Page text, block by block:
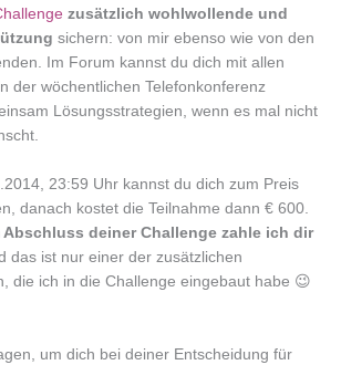
zusätzlich wohlwollende und
sichern: von mir ebenso wie von den
Im Forum kannst du dich mit allen
der wöchentlichen Telefonkonferenz
Lösungsstrategien, wenn es mal nicht
23:59 Uhr kannst du dich zum Preis
danach kostet die Teilnahme dann € 600.
Abschluss deiner Challenge zahle ich dir
das ist nur einer der zusätzlichen
die ich in die Challenge eingebaut habe 😉
um dich bei deiner Entscheidung für